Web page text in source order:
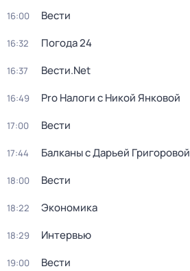
16:00 Вести
16:32 Погода 24
16:37 Вести.Net
16:49 Pro Налоги с Никой Янковой
17:00 Вести
17:44 Балканы с Дарьей Григоровой
18:00 Вести
18:22 Экономика
18:29 Интервью
19:00 Вести